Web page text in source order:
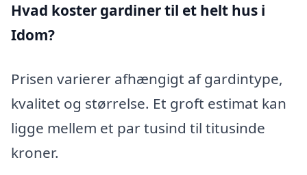
Hvad koster gardiner til et helt hus i
Idom?
Prisen varierer afhængigt af gardintype,
kvalitet og størrelse. Et groft estimat kan
ligge mellem et par tusind til titusinde
kroner.